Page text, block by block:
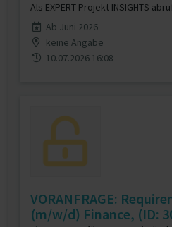
Als EXPERT Projekt INSIGHTS
Ab Juni 2026
keine Angabe
10.07.2026 16:08
VORANFRAGE:
(m/w/d) Finance, (ID: